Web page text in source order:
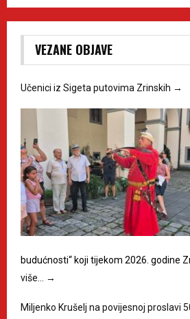
VEZANE OBJAVE
Učenici iz Sigeta putovima Zrinskih →
budućnosti“ koji tijekom 2026. godine
više…
→
Miljenko Krušelj na povijesnoj proslavi